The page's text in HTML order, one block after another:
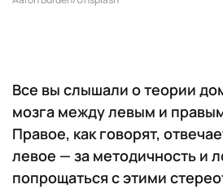
Все вы слышали о теории
мозга между левым и
Правое, как говорят,
левое — за методичность и
попрощаться с этими